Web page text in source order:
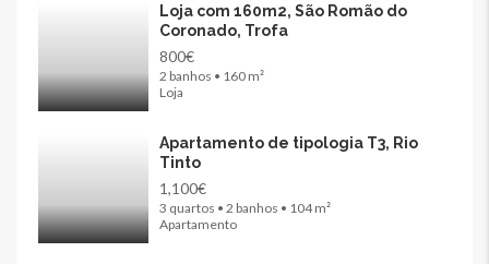
Loja com 160m2, São Romão do
Coronado, Trofa
800€
2 banhos • 160 m²
Loja
Apartamento de tipologia T3, Rio
Tinto
1,100€
3 quartos • 2 banhos • 104 m²
Apartamento